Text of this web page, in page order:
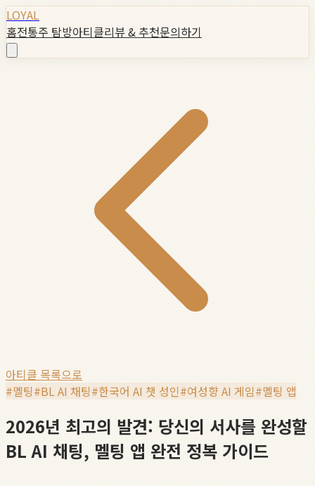
LOYAL
홈전통주 탐방아티클리뷰 & 추천문의하기
아티클 목록으로
#멜팅#BL AI 채팅#한국어 AI 챗 성인#여성향 AI 게임#멜팅 앱
2026년 최고의 발견: 당신의 서사를 완성할
BL AI 채팅, 멜팅 앱 완전 정복 가이드